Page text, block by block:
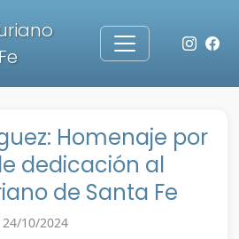
Homenaje por
dedicación al
de Santa Fe
24/10/2024